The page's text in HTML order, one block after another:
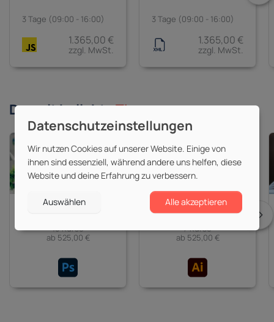
3 Tage (09:00 - 16:00)
1.365,00 €
zzgl. MwSt.
3 Tage (09:00 - 16:00)
1.365,00 €
zzgl. MwSt.
Derzeit beliebteThemen
Adobe Photoshop
15 Kurse
ab 525,00 €
Adobe Illustrator
7 Kurse
ab 525,00 €
Wir nutzen Cookies auf unserer Website. Einige von
ihnen sind essenziell, während andere uns helfen, diese
Website und deine Erfahrung zu verbessern.
Auswählen Alle akzeptieren